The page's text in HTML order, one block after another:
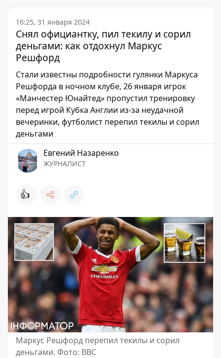
16:25, 31 января 2024
Снял официантку, пил текилу и сорил
деньгами: как отдохнул Маркус
Решфорд
Стали известны подробности гулянки Маркуса
Решфорда в ночном клубе, 26 января игрок
«Манчестер Юнайтед» пропустил тренировку
перед игрой Кубка Англии из-за неудачной
вечеринки, футболист перепил текилы и сорил
деньгами
Евгений Назаренко
ЖУРНАЛИСТ
👍
Маркус Решфорд перепил текилы и сорил
деньгами. Фото: BBC